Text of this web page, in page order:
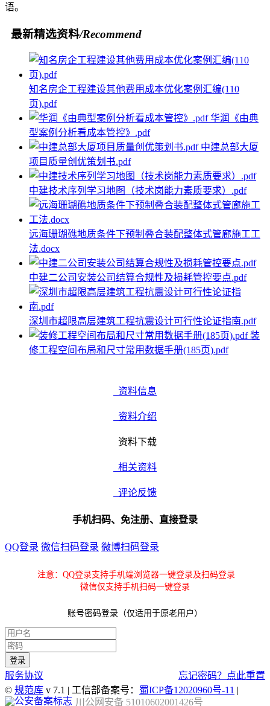
语。
最新精选资料/Recommend
知名房企工程建设其他费用成本优化案例汇编(110
页).pdf
华润《由典
型案例分析看成本管控》.pdf
中建总部大厦
项目质量创优策划书.pdf
中建技术序列学习地图（技术岗能力素质要求）.pdf
远海珊瑚礁地质条件下预制叠合装配整体式管廊施工工
法.docx
中建二公司安装公司结算合规性及损耗管控要点.pdf
深圳市超限高层建筑工程抗震设计可行性论证指南.pdf
装
修工程空间布局和尺寸常用数据手册(185页).pdf
资料信息
资料介绍
资料下载
相关资料
评论反馈
手机扫码、免注册、直接登录
QQ登录 微信扫码登录 微博扫码登录
注意：QQ登录支持手机端浏览器一键登录及扫码登录
微信仅支持手机扫码一键登录
账号密码登录（仅适用于原老用户）
服务协议
忘记密码？点此重置
© 规范库 v 7.1 | 工信部备案号： 蜀ICP备12020960号-11 |
川公网安备 51010602001426号